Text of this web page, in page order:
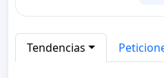
Tendencias